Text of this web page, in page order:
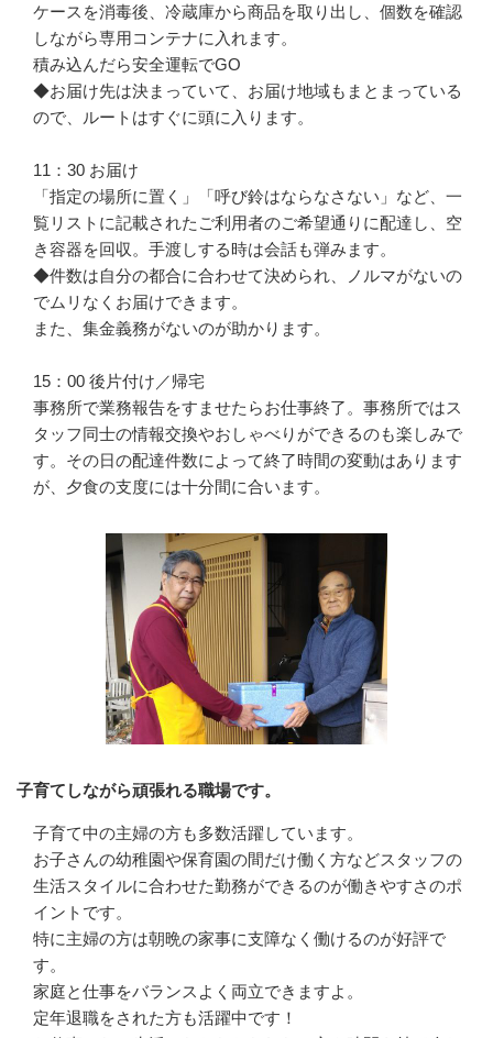
ケースを消毒後、冷蔵庫から商品を取り出し、個数を確認
しながら専用コンテナに入れます。
積み込んだら安全運転でGO
◆お届け先は決まっていて、お届け地域もまとまっている
ので、ルートはすぐに頭に入ります。
11：30 お届け
「指定の場所に置く」「呼び鈴はならなさない」など、一
覧リストに記載されたご利用者のご希望通りに配達し、空
き容器を回収。手渡しする時は会話も弾みます。
◆件数は自分の都合に合わせて決められ、ノルマがないの
でムリなくお届けできます。
また、集金義務がないのが助かります。
15：00 後片付け／帰宅
事務所で業務報告をすませたらお仕事終了。事務所ではス
タッフ同士の情報交換やおしゃべりができるのも楽しみで
す。その日の配達件数によって終了時間の変動はあります
が、夕食の支度には十分間に合います。
子育てしながら頑張れる職場です。
子育て中の主婦の方も多数活躍しています。
お子さんの幼稚園や保育園の間だけ働く方などスタッフの
生活スタイルに合わせた勤務ができるのが働きやすさのポ
イントです。
特に主婦の方は朝晩の家事に支障なく働けるのが好評で
す。
家庭と仕事をバランスよく両立できますよ。
定年退職をされた方も活躍中です！